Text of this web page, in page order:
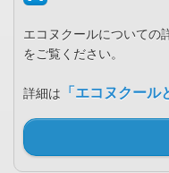
エコヌクールについての
をご覧ください。
詳細は 「エコヌクール